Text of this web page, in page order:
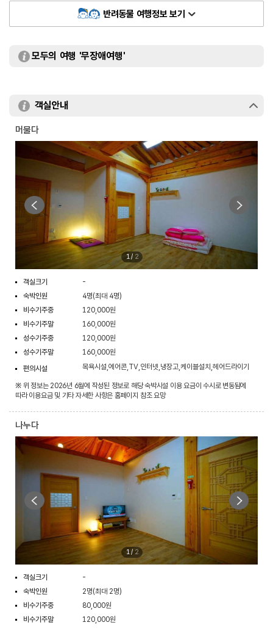
반려동물 여행정보 보기
모두의 여행 '무장애여행'
객실안내
머물다
1/ 2
객실크기
-
숙박인원
4명(최대 4명)
비수기주중
120,000원
비수기주말
160,000원
성수기주중
120,000원
성수기주말
160,000원
편의시설
목욕시설,에어콘,TV,인터넷,냉장고,케이블설치,헤어드라이기
※ 위 정보는 2026년 6월에 작성된 정보로 해당 숙박시설 이용 요금이 수시로 변동됨에
따라 이용요금 및 기타 자세한 사항은 홈페이지 참조 요망
나누다
1/ 2
객실크기
-
숙박인원
2명(최대 2명)
비수기주중
80,000원
비수기주말
120,000원